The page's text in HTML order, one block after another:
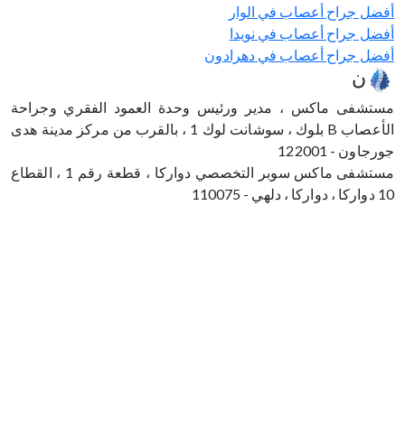
أفضل جراح أعصاب في الوار
أفضل جراح أعصاب في نويدا
أفضل جراح أعصاب في دهرادون
مكان
مستشفى ماكس ، مدير ورئيس وحدة العمود الفقري وجراحة
الأعصاب B بلوك ، سوشانت لوك 1 ، بالقرب من مركز مدينة هدى
جورجاون - 122001
مستشفى ماكس سوبر التخصصي دواركا ، قطعة رقم 1 ، القطاع
10 دواركا ، دواركا ، دلهي - 110075